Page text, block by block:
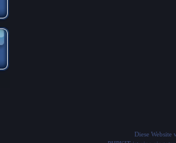
Diese Website